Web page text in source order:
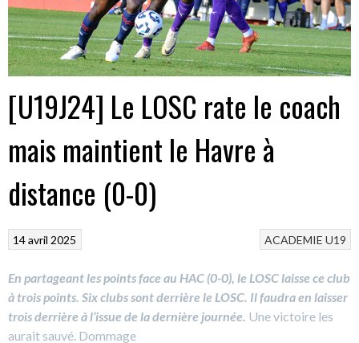
[U19J24] Le LOSC rate le coach
mais maintient le Havre à
distance (0-0)
ACADEMIE U19
14 avril 2025
En partageant les points face au HAC (0-0), le LOSC laisse ce club
à trois points. Six clubs sont derrière le LOSC. Il faudra en laisser
trois derrière à l’issue de la dernière journée. Une victoire les
aurait sauvé. Dommage